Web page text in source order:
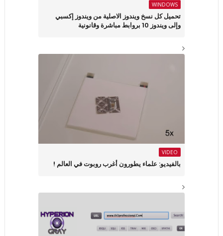
WINDOWS
تحميل كل نسخ ويندوز الاصلية من ويندوز إكسبي
وإلى ويندوز 10 بروابط مباشرة وقانونية
VIDEO
بالفيديو: علماء يطورون أغرب روبوت في العالم !